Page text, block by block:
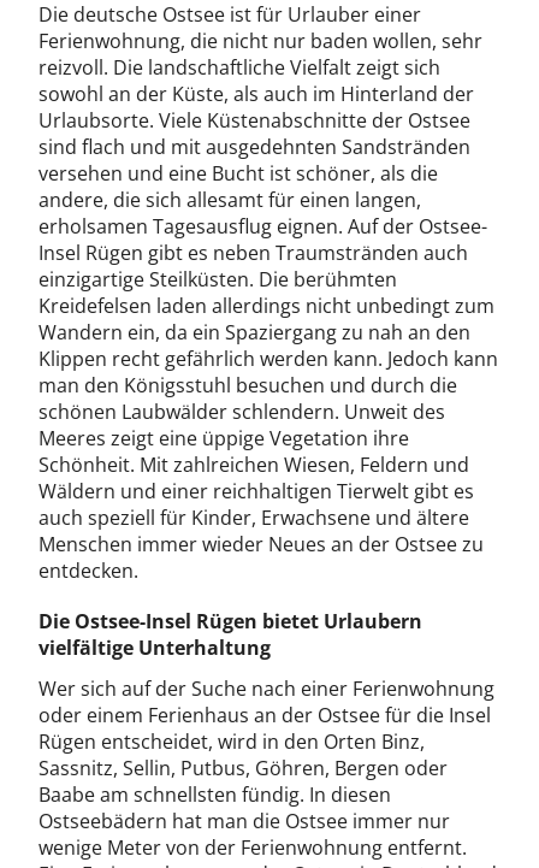
Die deutsche Ostsee ist für Urlauber einer
Ferienwohnung, die nicht nur baden wollen, sehr
reizvoll. Die landschaftliche Vielfalt zeigt sich
sowohl an der Küste, als auch im Hinterland der
Urlaubsorte. Viele Küstenabschnitte der Ostsee
sind flach und mit ausgedehnten Sandstränden
versehen und eine Bucht ist schöner, als die
andere, die sich allesamt für einen langen,
erholsamen Tagesausflug eignen. Auf der Ostsee-
Insel Rügen gibt es neben Traumstränden auch
einzigartige Steilküsten. Die berühmten
Kreidefelsen laden allerdings nicht unbedingt zum
Wandern ein, da ein Spaziergang zu nah an den
Klippen recht gefährlich werden kann. Jedoch kann
man den Königsstuhl besuchen und durch die
schönen Laubwälder schlendern. Unweit des
Meeres zeigt eine üppige Vegetation ihre
Schönheit. Mit zahlreichen Wiesen, Feldern und
Wäldern und einer reichhaltigen Tierwelt gibt es
auch speziell für Kinder, Erwachsene und ältere
Menschen immer wieder Neues an der Ostsee zu
entdecken.
Die Ostsee-Insel Rügen bietet Urlaubern
vielfältige Unterhaltung
Wer sich auf der Suche nach einer Ferienwohnung
oder einem Ferienhaus an der Ostsee für die Insel
Rügen entscheidet, wird in den Orten Binz,
Sassnitz, Sellin, Putbus, Göhren, Bergen oder
Baabe am schnellsten fündig. In diesen
Ostseebädern hat man die Ostsee immer nur
wenige Meter von der Ferienwohnung entfernt.